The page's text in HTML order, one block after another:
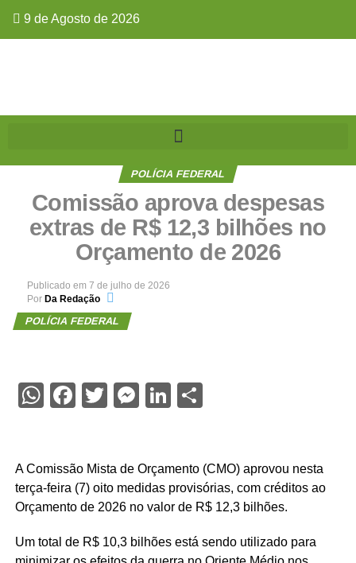
9 de Agosto de 2026
POLÍCIA FEDERAL
Comissão aprova despesas
extras de R$ 12,3 bilhões no
Orçamento de 2026
Publicado em 7 de julho de 2026
Por Da Redação
POLÍCIA FEDERAL
WhatsApp
Facebook
Twitter
Messenger
LinkedIn
Share
AComissão Mista de Orçamento(CMO) aprovou nesta
terça-feira (7) oito medidas provisórias, com créditos ao
Orçamento de 2026 no valor de R$ 12,3 bilhões.
Um total de R$ 10,3 bilhões está sendo utilizado para